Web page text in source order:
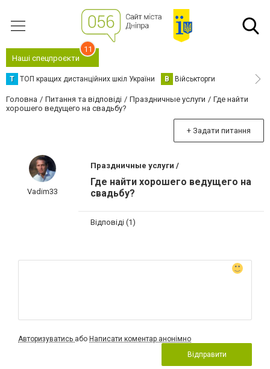
Наші спецпроєкти
11
Т ТОП кращих дистанційних шкіл України В Військторги
Головна Питання та відповіді Праздничные услуги
Где найти
хорошего ведущего на свадьбу?
+ Задати питання
Vadim33
Праздничные услуги /
Где найти хорошего ведущего на
свадьбу?
Відповіді (1)
Авторизуватись або Написати коментар анонімно
Відправити